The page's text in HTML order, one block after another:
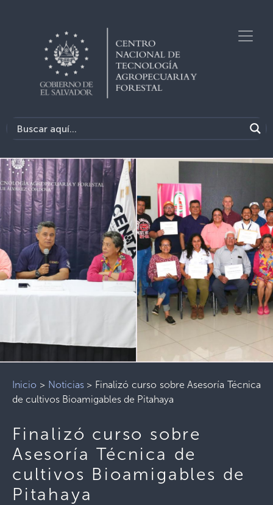
Inicio > Noticias> Finalizó curso sobre Asesoría Técnica
de cultivos Bioamigables de Pitahaya
Finalizó curso sobre
Asesoría Técnica de
cultivos Bioamigables de
Pitahaya